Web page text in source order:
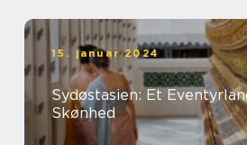
15. januar 2024
Sydøstasien: Et
Skønhed